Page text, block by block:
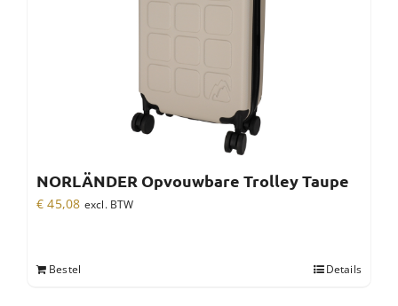
NORLÄNDER Opvouwbare Trolley Taupe
€ 45,08 excl. BTW
Bestel Details